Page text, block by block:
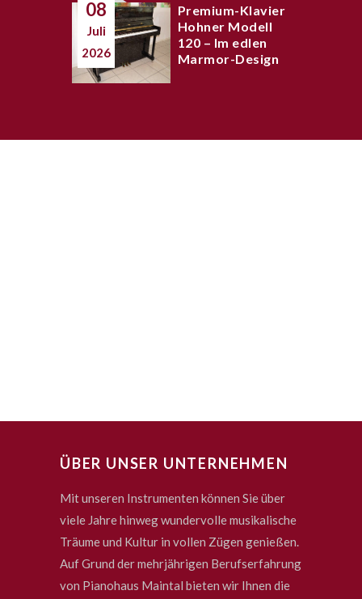
08
Juli
2026
Premium-Klavier
Hohner Modell
120 – Im edlen
Marmor-Design
ÜBER UNSER UNTERNEHMEN
Mit unseren Instrumenten können Sie über
viele Jahre hinweg wundervolle musikalische
Träume und Kultur in vollen Zügen genießen.
Auf Grund der mehrjährigen Berufserfahrung
von Pianohaus Maintal bieten wir Ihnen die